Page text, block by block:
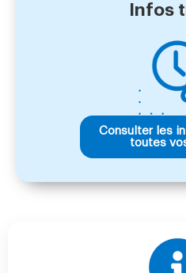
Infos
Consulter les
toutes